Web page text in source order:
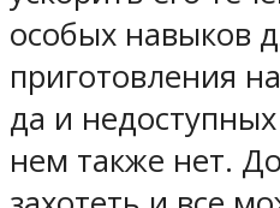
особых навыков
приготовления
да и
нем также нет.